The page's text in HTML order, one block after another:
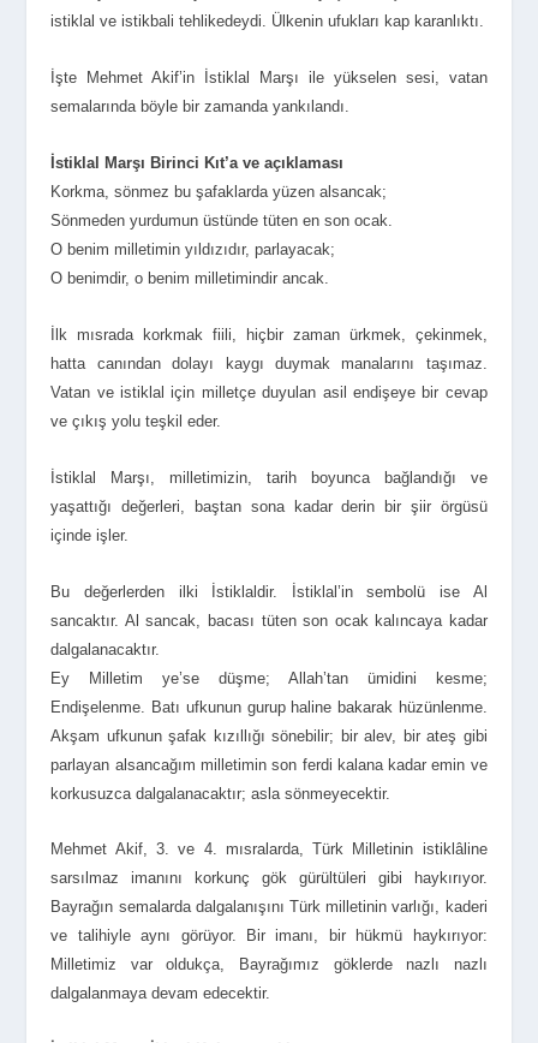
istiklal ve istikbali tehlikedeydi. Ülkenin ufukları kap karanlıktı.
İşte Mehmet Akif’in İstiklal Marşı ile yükselen sesi, vatan
semalarında böyle bir zamanda yankılandı.
İstiklal Marşı Birinci Kıt’a ve açıklaması
Korkma, sönmez bu şafaklarda yüzen alsancak;
Sönmeden yurdumun üstünde tüten en son ocak.
O benim milletimin yıldızıdır, parlayacak;
O benimdir, o benim milletimindir ancak.
İlk mısrada korkmak fiili, hiçbir zaman ürkmek, çekinmek,
hatta canından dolayı kaygı duymak manalarını taşımaz.
Vatan ve istiklal için milletçe duyulan asil endişeye bir cevap
ve çıkış yolu teşkil eder.
İstiklal Marşı, milletimizin, tarih boyunca bağlandığı ve
yaşattığı değerleri, baştan sona kadar derin bir şiir örgüsü
içinde işler.
Bu değerlerden ilki İstiklaldir. İstiklal’in sembolü ise Al
sancaktır. Al sancak, bacası tüten son ocak kalıncaya kadar
dalgalanacaktır.
Ey Milletim ye’se düşme; Allah’tan ümidini kesme;
Endişelenme. Batı ufkunun gurup haline bakarak hüzünlenme.
Akşam ufkunun şafak kızıllığı sönebilir; bir alev, bir ateş gibi
parlayan alsancağım milletimin son ferdi kalana kadar emin ve
korkusuzca dalgalanacaktır; asla sönmeyecektir.
Mehmet Akif, 3. ve 4. mısralarda, Türk Milletinin istiklâline
sarsılmaz imanını korkunç gök gürültüleri gibi haykırıyor.
Bayrağın semalarda dalgalanışını Türk milletinin varlığı, kaderi
ve talihiyle aynı görüyor. Bir imanı, bir hükmü haykırıyor:
Milletimiz var oldukça, Bayrağımız göklerde nazlı nazlı
dalgalanmaya devam edecektir.